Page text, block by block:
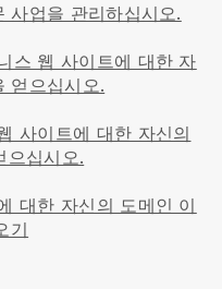
사업을 관리하십시오.
스 웹 사이트에 대한 자
얻으십시오.
사이트에 대한 자신의
으십시오.
대한 자신의 도메인 이
기